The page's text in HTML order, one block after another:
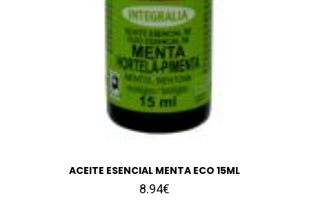
ACEITE ESENCIAL MENTA ECO 15ML
8.94€